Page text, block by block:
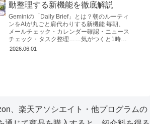
動整理する新機能を徹底解説
Geminiの「Daily Brief」とは？朝のルーティ
ンをAIが丸ごと肩代わりする新機能 毎朝、
メールチェック・カレンダー確認・ニュース
チェック・タスク整理……気がつくと1時間
が消えていた、という経験はないだろう
2026.06.01
、楽天アソシエイト・他プログラムの